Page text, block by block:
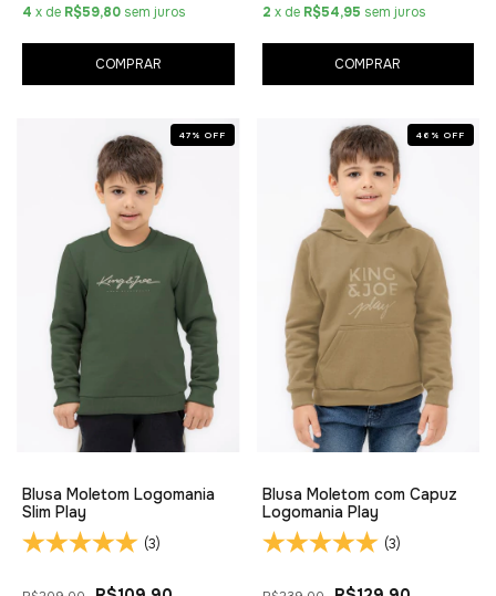
4 x de R$59,80 sem juros
COMPRAR
2 x de R$54,95 sem juros
COMPRAR
47 % OFF
Blusa Moletom Logomania
Slim Play
(3)
46 % OFF
Blusa Moletom com Capuz
Logomania Play
(3)